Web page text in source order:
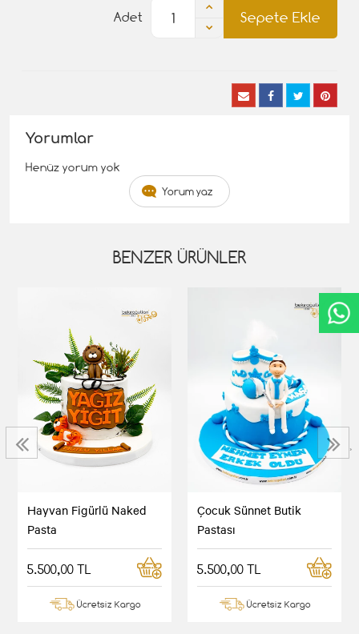
Sepete Ekle
Adet
Yorumlar
Henüz yorum yok
Yorum yaz
BENZER ÜRÜNLER
Hayvan Figürlü Naked
Pasta
5.500,00 TL
Ücretsiz Kargo
Çocuk Sünnet Butik
Pastası
5.500,00 TL
Ücretsiz Kargo
‹ ›